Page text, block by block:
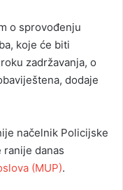
o sprovođenju
koje će biti
zadržavanja, o
dodaje
načelnik Policijske
ranije danas
(MUP).